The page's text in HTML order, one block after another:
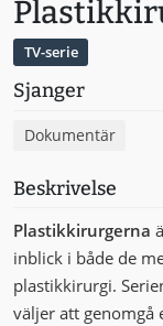
TV-serie
Sjanger
Dokumentär
Beskrivelse
Plastikkirurgerna
inblick i både de
plastikkirurgi.
väljer att genomgå